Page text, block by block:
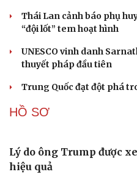
Săn Tour
check-in
Thái Lan cảnh báo phụ
“đội lốt” tem hoạt hình
UNESCO vinh danh
thuyết pháp đầu tiên
Trung Quốc đạt đột phá
HỒ SƠ
Lý do ông Trump được
hiệu quả